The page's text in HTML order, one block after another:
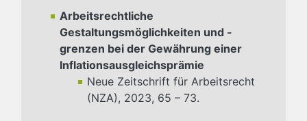
Arbeitsrechtliche
Gestaltungsmöglichkeiten und -
grenzen bei der Gewährung einer
Inflationsausgleichsprämie
Neue Zeitschrift für Arbeitsrecht
(NZA), 2023, 65 – 73.